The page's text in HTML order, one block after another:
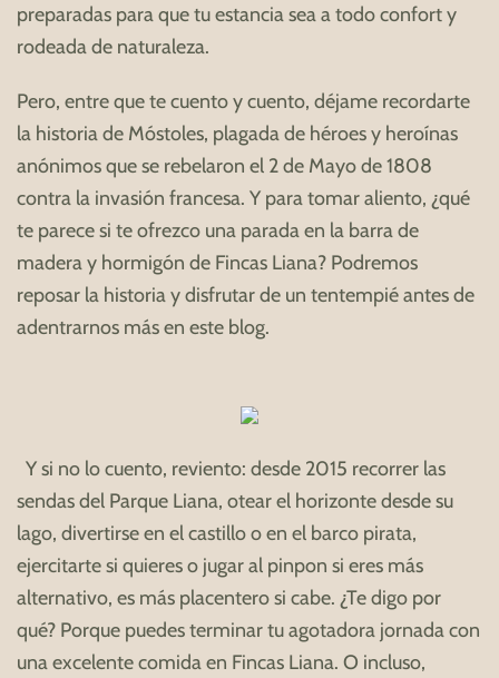
preparadas para que tu estancia sea a todo confort y
rodeada de naturaleza.
Pero, entre que te cuento y cuento, déjame recordarte
la historia de Móstoles, plagada de héroes y heroínas
anónimos que se rebelaron el 2 de Mayo de 1808
contra la invasión francesa. Y para tomar aliento, ¿qué
te parece si te ofrezco una parada en la barra de
madera y hormigón de Fincas Liana? Podremos
reposar la historia y disfrutar de un tentempié antes de
adentrarnos más en este blog.
Y si no lo cuento, reviento: desde 2015 recorrer las
sendas del Parque Liana, otear el horizonte desde su
lago, divertirse en el castillo o en el barco pirata,
ejercitarte si quieres o jugar al pinpon si eres más
alternativo, es más placentero si cabe. ¿Te digo por
qué? Porque puedes terminar tu agotadora jornada con
una excelente comida en Fincas Liana. O incluso,